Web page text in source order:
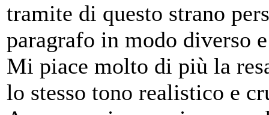
tramite di questo strano
paragrafo in modo diverso
Mi piace molto di più la
lo stesso tono realistico e